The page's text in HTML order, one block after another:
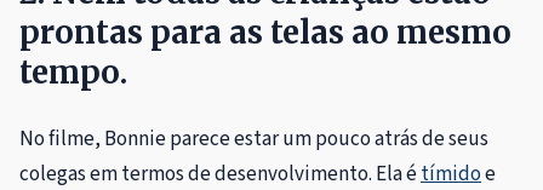
prontas para as telas ao mesmo
tempo.
No filme, Bonnie parece estar um pouco atrás de seus
colegas em termos de desenvolvimento. Ela étímidoe